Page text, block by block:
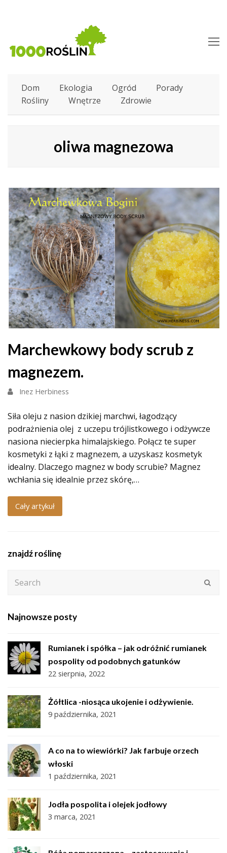
Dom Ekologia Ogród
Porady
Rośliny
Wnętrze Zdrowie
oliwa magnezowa
Marchewkowy body scrub z
magnezem.
Inez Herbiness
Siła oleju z nasion dzikiej marchwi, łagodzący
podrażnienia olej z uczepu trójlistkowego i odżywcze
nasiona niecierpka himalajskiego. Połącz te super
kosmetyki z łąki z magnezem, a uzyskasz kosmetyk
idealny. Dlaczego magnez w body scrubie? Magnez
wchłania się idealnie przez skórę,…
Cały artykuł
znajdź roślinę
Najnowsze posty
Rumianek i spółka – jak odróżnić rumianek
pospolity od podobnych gatunków
22 sierpnia, 2022
Żółtlica -niosąca ukojenie i odżywienie.
9 października, 2021
A co na to wiewiórki? Jak farbuje orzech
włoski
1 października, 2021
Jodła pospolita i olejek jodłowy
3 marca, 2021